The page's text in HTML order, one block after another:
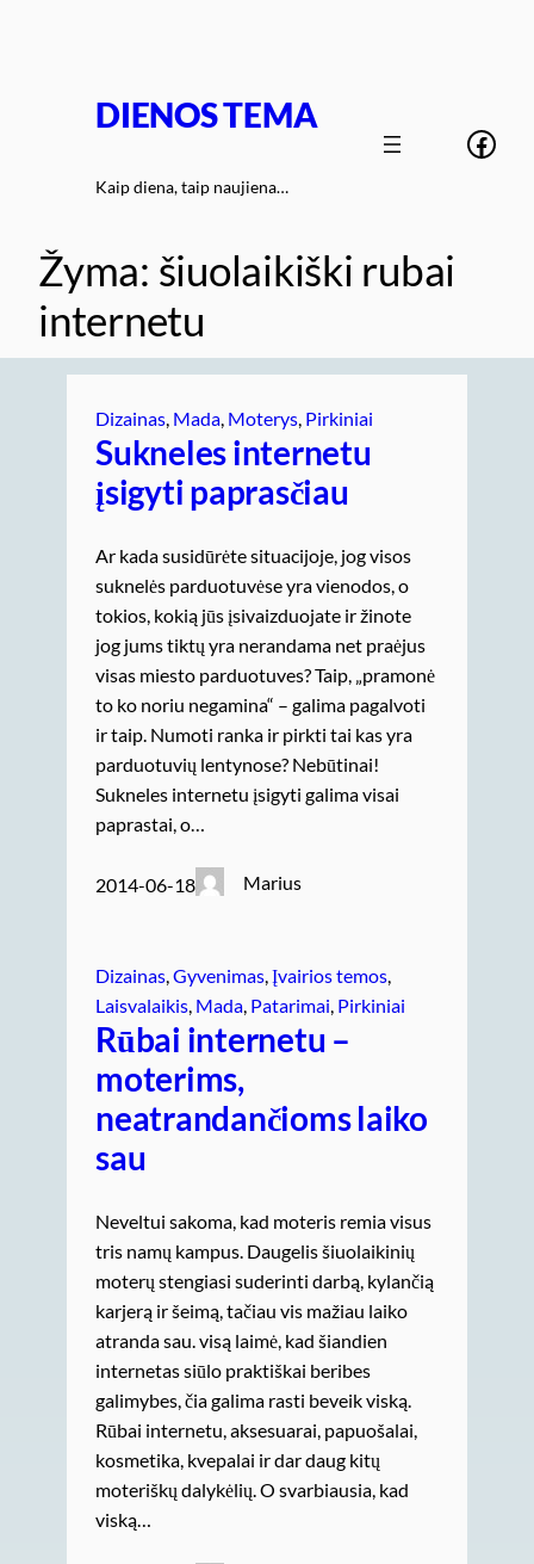
DIENOS TEMA
Kaip diena, taip naujiena…
Žyma: šiuolaikiški rubai
internetu
Dizainas Mada Moterys Pirkiniai
Sukneles internetu
įsigyti paprasčiau
Ar kada susidūrėte situacijoje, jog visos
suknelės parduotuvėse yra vienodos, o
tokios, kokią jūs įsivaizduojate ir žinote
jog jums tiktų yra nerandama net praėjus
visas miesto parduotuves? Taip, „pramonė
to ko noriu negamina“ – galima pagalvoti
ir taip. Numoti ranka ir pirkti tai kas yra
parduotuvių lentynose? Nebūtinai!
Sukneles internetu įsigyti galima visai
paprastai, o…
2014-06-18 Marius
Dizainas Gyvenimas Įvairios temos
Laisvalaikis Mada Patarimai Pirkiniai
Rūbai internetu –
moterims,
neatrandančioms laiko
sau
Neveltui sakoma, kad moteris remia visus
tris namų kampus. Daugelis šiuolaikinių
moterų stengiasi suderinti darbą, kylančią
karjerą ir šeimą, tačiau vis mažiau laiko
atranda sau. visą laimė, kad šiandien
internetas siūlo praktiškai beribes
galimybes, čia galima rasti beveik viską.
Rūbai internetu, aksesuarai, papuošalai,
kosmetika, kvepalai ir dar daug kitų
moteriškų dalykėlių. O svarbiausia, kad
viską…